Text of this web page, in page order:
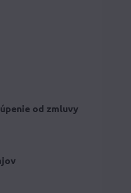
od zmluvy